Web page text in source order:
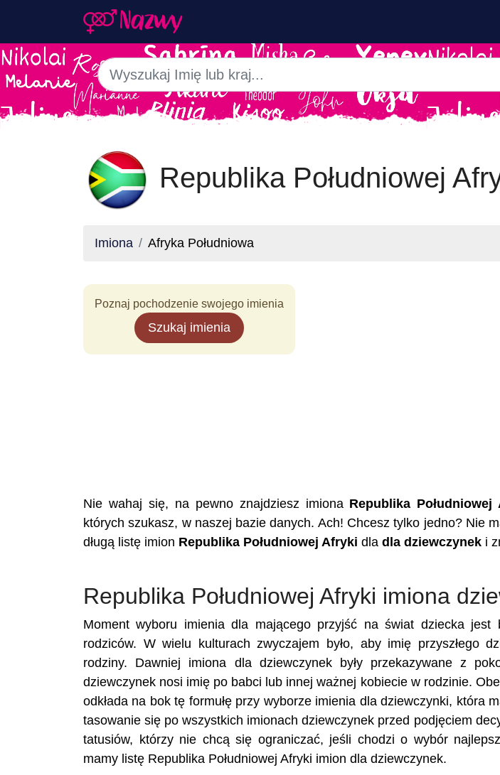
Republika Południowej
Imiona Afryka Południowa
Poznaj pochodzenie swojego imienia
Szukaj imienia
Nie wahaj się, na pewno znajdziesz imiona Republika Południowej
których szukasz, w naszej bazie danych. Ach! Chcesz tylko jedno? Nie
długą listę imion Republika Południowej Afryki dla dla dziewczynek i
Republika Południowej Afryki imiona
Moment wyboru imienia dla mającego przyjść na świat dziecka jest
rodziców. W wielu kulturach zwyczajem było, aby imię przyszłego
rodziny. Dawniej imiona dla dziewczynek były przekazywane z
dziewczynek nosi imię po babci lub innej ważnej kobiecie w rodzinie.
odkłada na bok tę formułę przy wyborze imienia dla dziewczynki, która
tasowanie się po wszystkich imionach dziewczynek przed podjęciem
tatusiów, którzy nie chcą się ograniczać, jeśli chodzi o wybór
mamy listę Republika Południowej Afryki imion dla dziewczynek.